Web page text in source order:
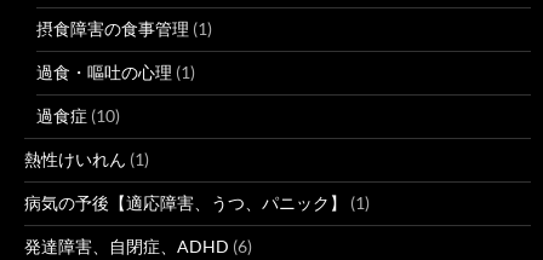
摂食障害の食事管理 (1)
過食・嘔吐の心理 (1)
過食症 (10)
熱性けいれん (1)
病気の予後【適応障害、うつ、パニック】 (1)
発達障害、自閉症、ADHD (6)